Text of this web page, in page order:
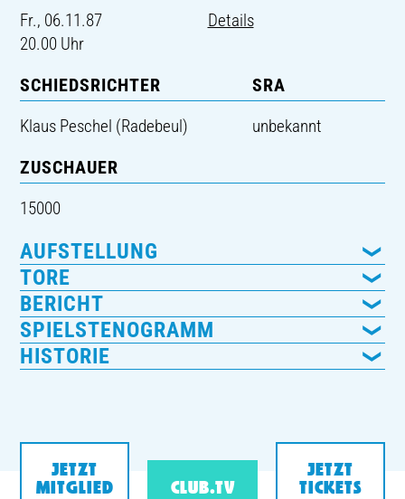
Fr., 06.11.87
20.00 Uhr
Details
SCHIEDSRICHTER
Klaus Peschel (Radebeul)
SRA
unbekannt
ZUSCHAUER
15000
AUFSTELLUNG
TORE
BERICHT
SPIELSTENOGRAMM
HISTORIE
JETZT
MITGLIED
CLUB.TV
JETZT
TICKETS